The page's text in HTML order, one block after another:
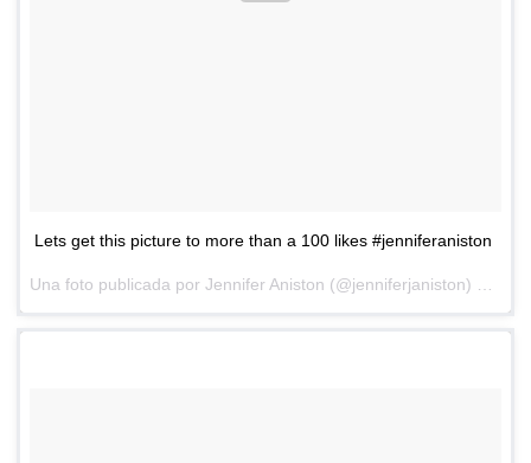
Lets get this picture to more than a 100 likes #jenniferaniston